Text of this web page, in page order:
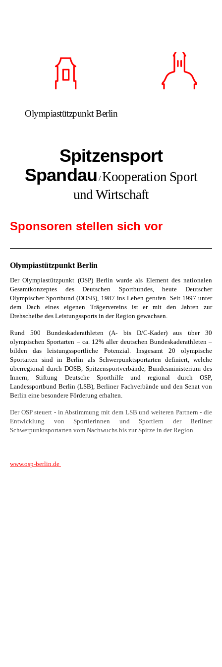
Olympiastützpunkt Berlin
Spitzensport
Spandau /Kooperation Sport
und Wirtschaft
Sponsoren stellen sich vor
Olympiastützpunkt Berlin
Der Olympiastützpunkt (OSP) Berlin wurde als Element des nationalen
Gesamtkonzeptes des Deutschen Sportbundes, heute Deutscher
Olympischer Sportbund (DOSB), 1987 ins Leben gerufen. Seit 1997 unter
dem Dach eines eigenen Trägervereins ist er mit den Jahren zur
Drehscheibe des Leistungssports in der Region gewachsen.
Rund 500 Bundeskaderathleten (A- bis D/C-Kader) aus über 30
olympischen Sportarten – ca. 12% aller deutschen Bundeskaderathleten –
bilden das leistungssportliche Potenzial. Insgesamt 20 olympische
Sportarten sind in Berlin als Schwerpunktsportarten definiert, welche
überregional durch DOSB, Spitzensportverbände, Bundesministerium des
Innern, Stiftung Deutsche Sporthilfe und regional durch OSP,
Landessportbund Berlin (LSB), Berliner Fachverbände und den Senat von
Berlin eine besondere Förderung erhalten.
Der OSP steuert - in Abstimmung mit dem LSB und weiteren Partnern - die
Entwicklung von Sportlerinnen und Sportlern der Berliner
Schwerpunktsportarten vom Nachwuchs bis zur Spitze in der Region.
www.osp-berlin.de